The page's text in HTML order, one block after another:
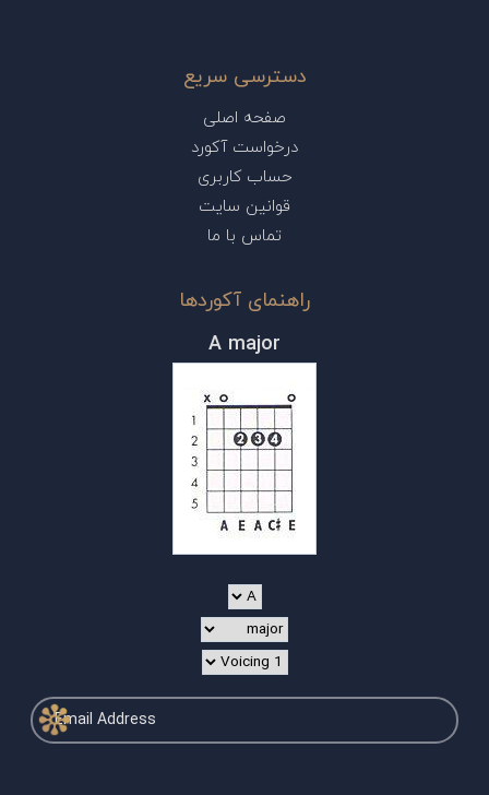
دسترسی سریع
صفحه اصلی
درخواست آکورد
حساب کاربری
قوانین سایت
تماس با ما
راهنمای آکوردها
A major